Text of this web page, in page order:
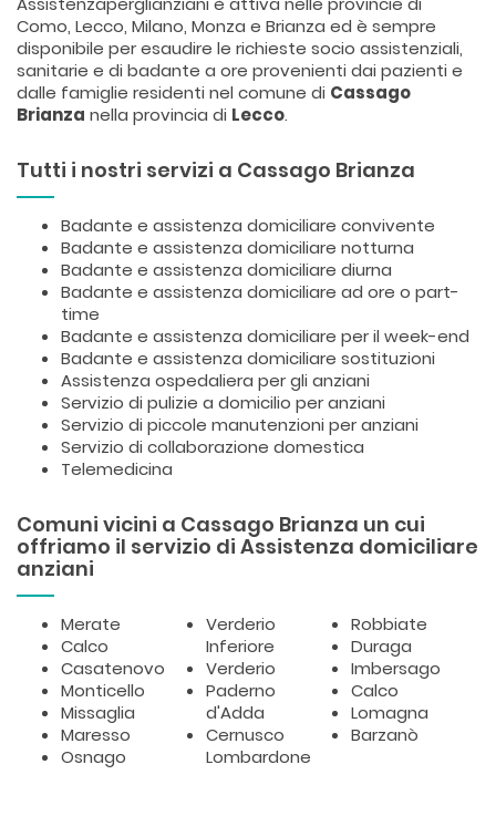
Como, Lecco, Milano, Monza e Brianza ed è sempre
disponibile per esaudire le richieste socio assistenziali,
sanitarie e di badante a ore provenienti dai pazienti e
dalle famiglie residenti nel comune di Cassago
Brianza nella provincia di Lecco.
Tutti i nostri servizi a Cassago Brianza
Badante e assistenza domiciliare convivente
Badante e assistenza domiciliare notturna
Badante e assistenza domiciliare diurna
Badante e assistenza domiciliare ad ore o part-
time
Badante e assistenza domiciliare per il week-end
Badante e assistenza domiciliare sostituzioni
Assistenza ospedaliera per gli anziani
Servizio di pulizie a domicilio per anziani
Servizio di piccole manutenzioni per anziani
Servizio di collaborazione domestica
Telemedicina
Comuni vicini a Cassago Brianza un cui
offriamo il servizio di Assistenza domiciliare
anziani
Merate
Calco
Casatenovo
Monticello
Missaglia
Maresso
Osnago
Verderio
Inferiore
Verderio
Paderno
d'Adda
Cernusco
Lombardone
Robbiate
Duraga
Imbersago
Calco
Lomagna
Barzanò